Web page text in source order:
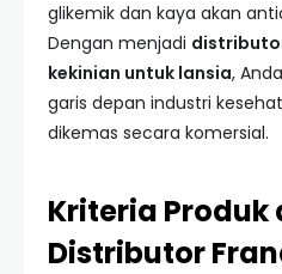
glikemik dan kaya akan
Dengan menjadi
kekinian untuk lansia,
garis depan industri
dikemas secara komersial.
Kriteria Produk
Distributor